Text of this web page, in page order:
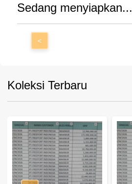
Sedang menyiapkan...
<
Koleksi Terbaru